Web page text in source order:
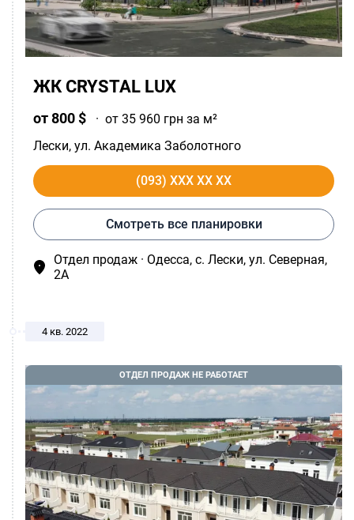
ЖК CRYSTAL LUX
от 800 $ · от 35 960 грн за м²
Лески, ул. Академика Заболотного
(093) XXX XX XX
Смотреть все планировки
Отдел продаж · Одесса, c. Лески, ул. Северная,
2А
4 кв. 2022
ОТДЕЛ ПРОДАЖ НЕ РАБОТАЕТ